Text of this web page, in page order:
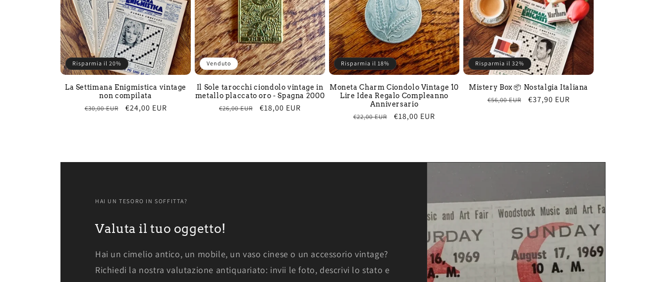
Risparmia il 20%
La Settimana Enigmistica vintage
non compilata
Prezzo
€30,00 EUR
Prezzo
€24,00 EUR
Venduto
Il Sole tarocchi ciondolo vintage in
metallo placcato oro - Spagna 2000
Prezzo
€26,00 EUR
Prezzo
€18,00 EUR
Risparmia il 18%
Moneta Charm Ciondolo Vintage 10
Lire Idea Regalo Compleanno
Anniversario
Prezzo
€22,00 EUR
Prezzo
€18,00 EUR
Risparmia il 32%
Mistery Box 📦 Nostalgia Italiana
Prezzo
€56,00 EUR
Prezzo
€37,90 EUR
HAI UN TESORO IN SOFFITTA?
Valuta il tuo oggetto!
Hai un cimelio antico, un mobile, un vaso cinese o un accessorio vintage?
Richiedi la nostra valutazione antiquariato: invii le foto, descrivi lo stato e